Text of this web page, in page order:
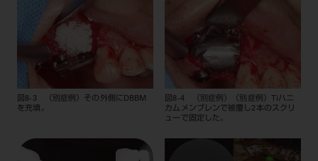
図8-3 （別症例）その外側にDBBM
を充填。
図8-4 （別症例）（別症例）Tiハニ
カムメンブレンで被覆し2本のスクリ
ューで固定した。